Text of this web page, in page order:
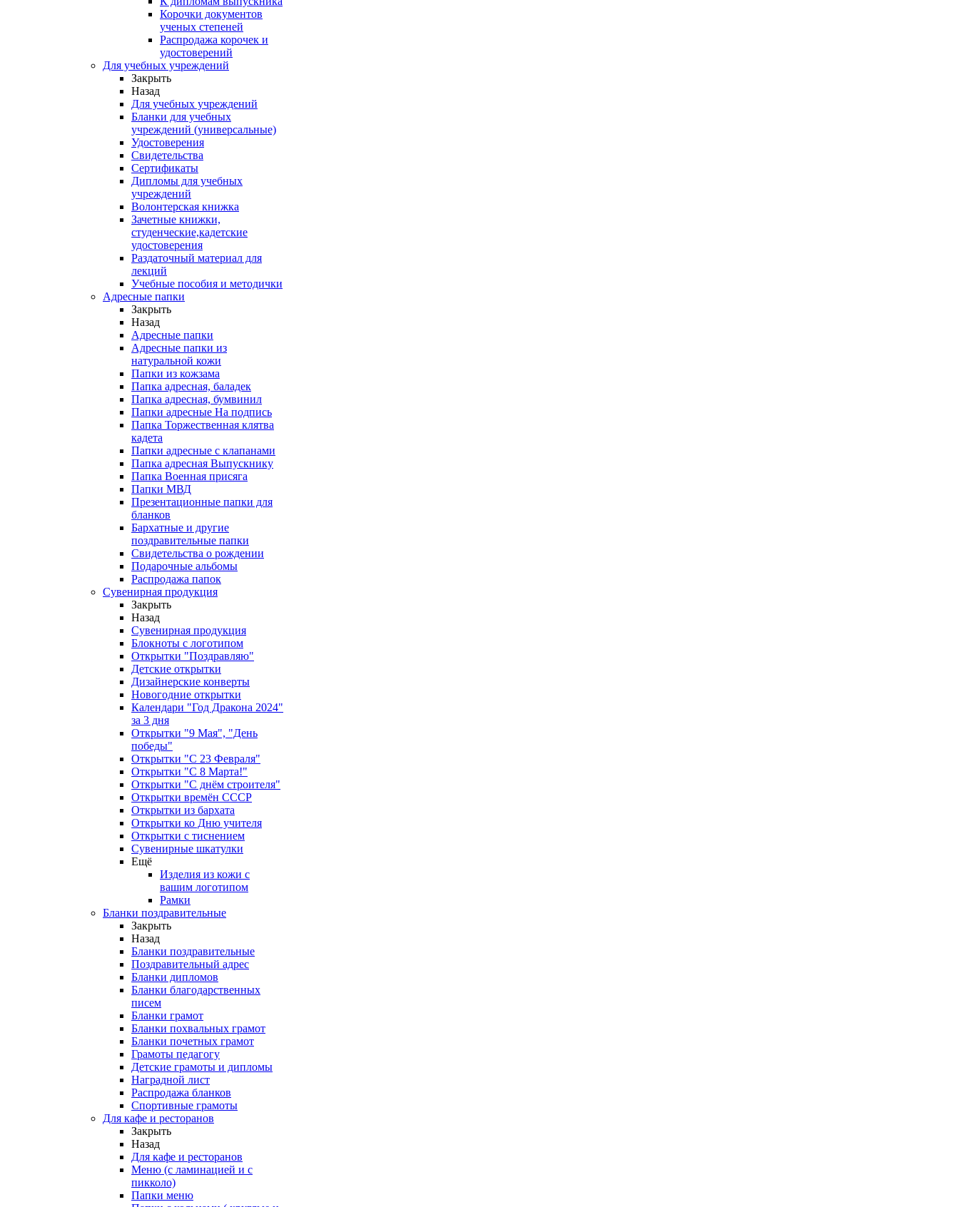
Корочки документов
ученых степеней
Распродажа корочек и
удостоверений
Для учебных учреждений
Закрыть
Назад
Для учебных учреждений
Бланки для учебных
учреждений (универсальные)
Удостоверения
Свидетельства
Сертификаты
Дипломы для учебных
учреждений
Волонтерская книжка
Зачетные книжки,
студенческие,кадетские
удостоверения
Раздаточный материал для
лекций
Учебные пособия и методички
Адресные папки
Закрыть
Назад
Адресные папки
Адресные папки из
натуральной кожи
Папки из кожзама
Папка адресная, баладек
Папка адресная, бумвинил
Папки адресные На подпись
Папка Торжественная клятва
кадета
Папки адресные с клапанами
Папка адресная Выпускнику
Папка Военная присяга
Папки МВД
Презентационные папки для
бланков
Бархатные и другие
поздравительные папки
Свидетельства о рождении
Подарочные альбомы
Распродажа папок
Сувенирная продукция
Закрыть
Назад
Сувенирная продукция
Блокноты с логотипом
Открытки "Поздравляю"
Детские открытки
Дизайнерские конверты
Новогодние открытки
Календари "Год Дракона 2024"
за 3 дня
Открытки "9 Мая", "День
победы"
Открытки "С 23 Февраля"
Открытки "С 8 Марта!"
Открытки "С днём строителя"
Открытки времён СССР
Открытки из бархата
Открытки ко Дню учителя
Открытки с тиснением
Сувенирные шкатулки
Ещё
Изделия из кожи с
вашим логотипом
Рамки
Бланки поздравительные
Закрыть
Назад
Бланки поздравительные
Поздравительный адрес
Бланки дипломов
Бланки благодарственных
писем
Бланки грамот
Бланки похвальных грамот
Бланки почетных грамот
Грамоты педагогу
Детские грамоты и дипломы
Наградной лист
Распродажа бланков
Спортивные грамоты
Для кафе и ресторанов
Закрыть
Назад
Для кафе и ресторанов
Меню (с ламинацией и с
пикколо)
Папки меню